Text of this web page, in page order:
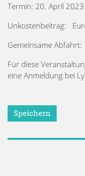
Termin: 20. April
Unkostenbeitrag:
Gemeinsame
Für diese
eine Anmeldung bei
Speichern